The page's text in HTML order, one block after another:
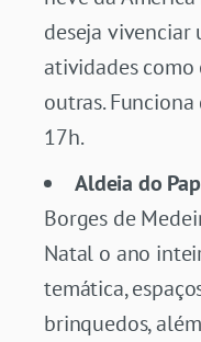
deseja vivenciar
atividades como
outras.
17h.
Aldeia do
Borges de
Natal o ano
temática,
brinquedos,